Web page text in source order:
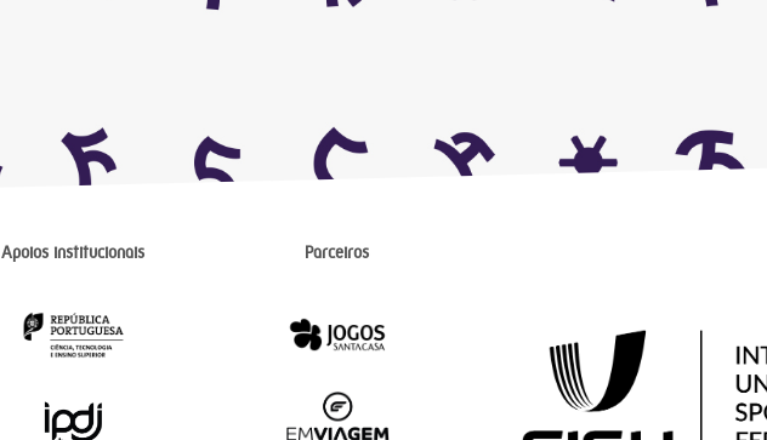
Apoios institucionais Parceiros